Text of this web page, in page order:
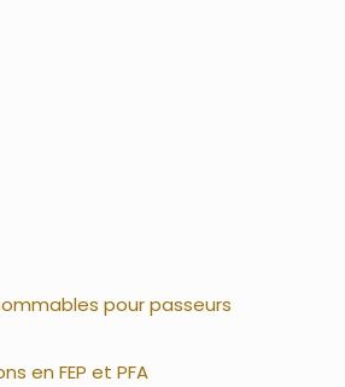
pour passeurs
en FEP et PFA